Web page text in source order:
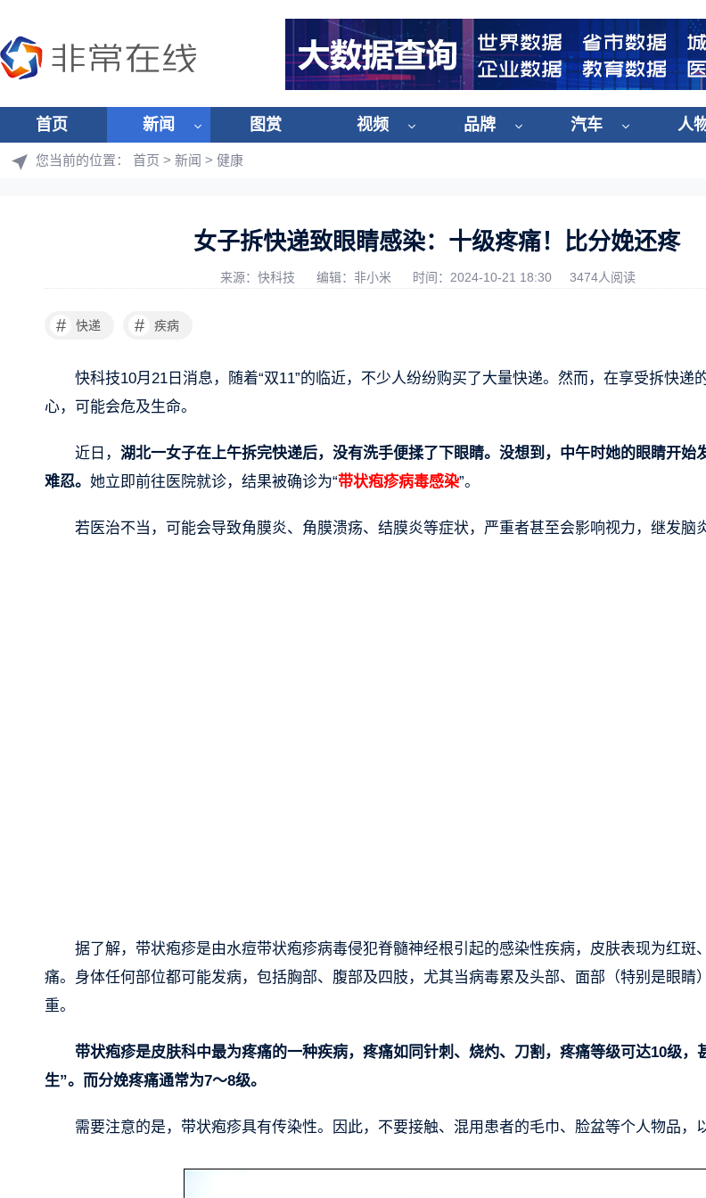
首页 新闻 图赏 视频 品牌 汽车 人
您当前的位置： 首页 > 新闻 > 健康
女子拆快递致眼睛感染：十级疼痛！比分娩还疼
来源：快科技 编辑：非小米 时间：2024-10-21 18:30 3474人阅读
# 快递 # 疾病
快科技10月21日消息，随着“双11”的临近，不少人纷纷购买了大量快递。然而，在享受拆快递
心，可能会危及生命。
近日， 湖北一女子在上午拆完快递后，没有洗手便揉了下眼睛。没想到，中午时她的眼睛开始
难忍。 她立即前往医院就诊，结果被确诊为“带状疱疹病毒感染”。
若医治不当，可能会导致角膜炎、角膜溃疡、结膜炎等症状，严重者甚至会影响视力，继发脑
据了解，带状疱疹是由水痘带状疱疹病毒侵犯脊髓神经根引起的感染性疾病，皮肤表现为红斑
痛。身体任何部位都可能发病，包括胸部、腹部及四肢，尤其当病毒累及头部、面部（特别是眼睛
重。
带状疱疹是皮肤科中最为疼痛的一种疾病，疼痛如同针刺、烧灼、刀割，疼痛等级可达10级，
生”。而分娩疼痛通常为7～8级。
需要注意的是，带状疱疹具有传染性。因此，不要接触、混用患者的毛巾、脸盆等个人物品，